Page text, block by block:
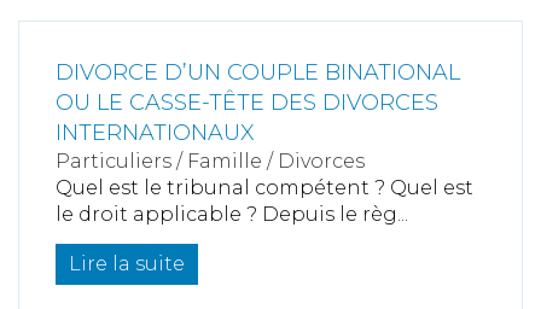
DIVORCE D’UN COUPLE BINATIONAL
OU LE CASSE-TÊTE DES DIVORCES
INTERNATIONAUX
Particuliers / Famille / Divorces
Quel est le tribunal compétent ? Quel est
le droit applicable ? Depuis le règ...
Lire la suite